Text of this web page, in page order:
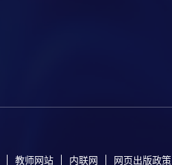
教师网站 内联网 网页出版政策